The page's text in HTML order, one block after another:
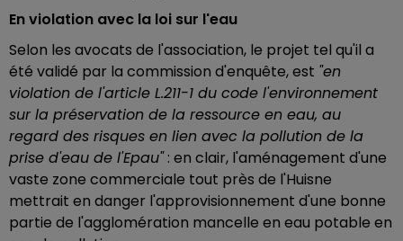
En violation avec la loi sur l'eau
Selon les avocats de l'association, le projet tel qu'il a
été validé par la commission d'enquête, est "en
violation de l'article L.211-1 du code l'environnement
sur la préservation de la ressource en eau, au
regard des risques en lien avec la pollution de la
prise d'eau de l'Epau" : en clair, l'aménagement d'une
vaste zone commerciale tout près de l'Huisne
mettrait en danger l'approvisionnement d'une bonne
partie de l'agglomération mancelle en eau potable en